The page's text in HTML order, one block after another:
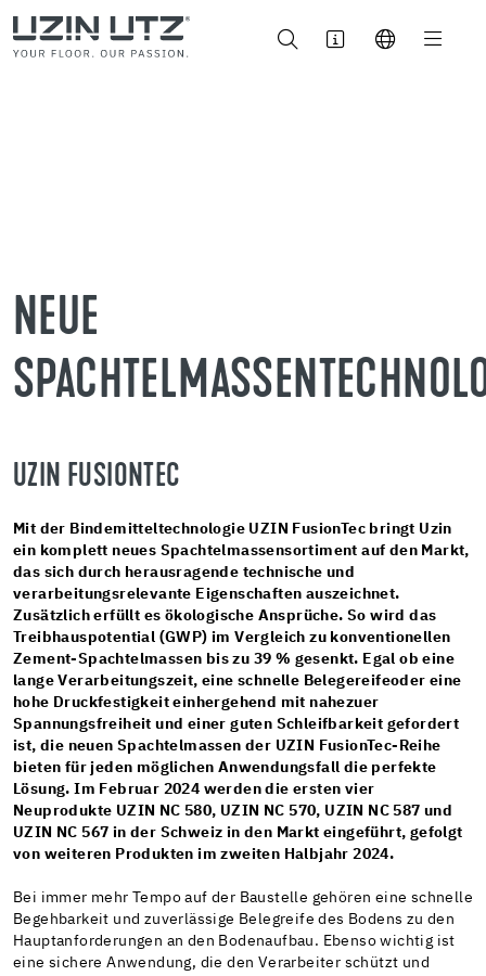
NEUE
UZIN FUSIONTEC
Mit der Bindemitteltechnologie UZIN FusionTec bringt Uzin
ein komplett neues Spachtelmassensortiment auf den Markt,
das sich durch herausragende technische und
verarbeitungsrelevante Eigenschaften auszeichnet.
Zusätzlich erfüllt es ökologische Ansprüche. So wird das
Treibhauspotential (GWP) im Vergleich zu konventionellen
Zement-Spachtelmassen bis zu 39 % gesenkt. Egal ob eine
lange Verarbeitungszeit, eine schnelle Belegereifeoder eine
hohe Druckfestigkeit einhergehend mit nahezuer
Spannungsfreiheit und einer guten Schleifbarkeit gefordert
ist, die neuen Spachtelmassen der UZIN FusionTec-Reihe
bieten für jeden möglichen Anwendungsfall die perfekte
Lösung. Im Februar 2024 werden die ersten vier
Neuprodukte UZIN NC 580, UZIN NC 570, UZIN NC 587 und
UZIN NC 567 in der Schweiz in den Markt eingeführt, gefolgt
von weiteren Produkten im zweiten Halbjahr 2024.
Bei immer mehr Tempo auf der Baustelle gehören eine schnelle
Begehbarkeit und zuverlässige Belegreife des Bodens zu den
Hauptanforderungen an den Bodenaufbau. Ebenso wichtig ist
eine sichere Anwendung, die den Verarbeiter schützt und